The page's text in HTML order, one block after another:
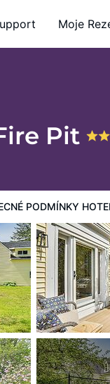
Moje
Pit
PODMÍNKY